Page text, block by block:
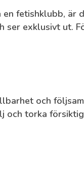
fetishklubb, är
exklusivt ut.
och
och torka